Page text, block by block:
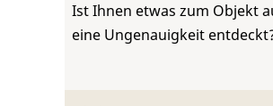
Ist Ihnen etwas zum Objekt
eine Ungenauigkeit